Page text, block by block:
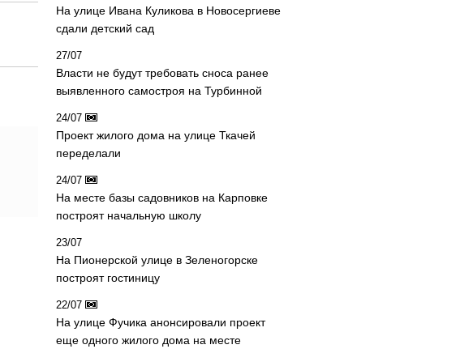
На улице Ивана Куликова в Новосергиеве
сдали детский сад
27/07
Власти не будут требовать сноса ранее
выявленного самостроя на Турбинной
24/07
Проект жилого дома на улице Ткачей
переделали
24/07
На месте базы садовников на Карповке
построят начальную школу
23/07
На Пионерской улице в Зеленогорске
построят гостиницу
22/07
На улице Фучика анонсировали проект
еще одного жилого дома на месте